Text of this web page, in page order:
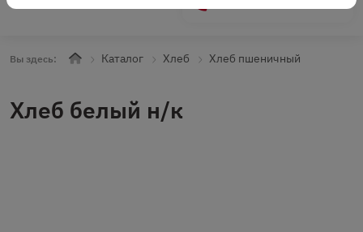
Вы здесь: Каталог Хлеб Хлеб пшеничный
Хлеб белый н/к